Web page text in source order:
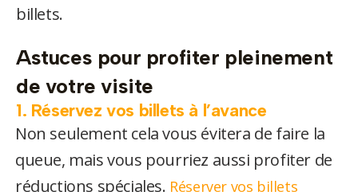
billets.
Astuces pour profiter pleinement
de votre visite
1. Réservez vos billets à l’avance
Non seulement cela vous évitera de faire la
queue, mais vous pourriez aussi profiter de
réductions spéciales. Réserver vos billets